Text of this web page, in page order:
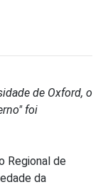
de Oxford, o
foi
Regional de
da